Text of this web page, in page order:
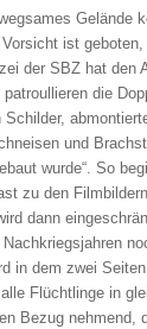
Gelände
ist
der SBZ hat den
die
und
wurde“. So
zu den
dann
in dem zwei
Flüchtlinge in
Bezug nehmend,